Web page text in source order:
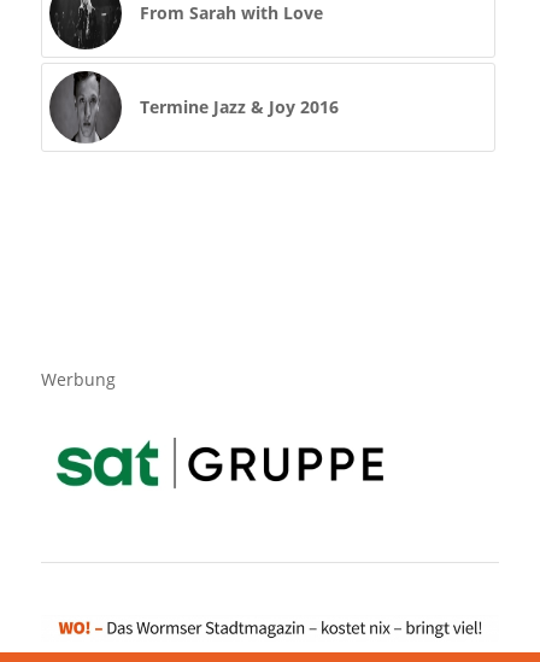
From Sarah with Love
Termine Jazz & Joy 2016
Werbung